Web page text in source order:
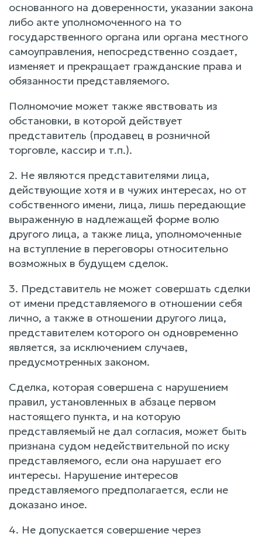
основанного на доверенности, указании закона
либо акте уполномоченного на то
государственного органа или органа местного
самоуправления, непосредственно создает,
изменяет и прекращает гражданские права и
обязанности представляемого.
Полномочие может также явствовать из
обстановки, в которой действует
представитель (продавец в розничной
торговле, кассир и т.п.).
2. Не являются представителями лица,
действующие хотя и в чужих интересах, но от
собственного имени, лица, лишь передающие
выраженную в надлежащей форме волю
другого лица, а также лица, уполномоченные
на вступление в переговоры относительно
возможных в будущем сделок.
3. Представитель не может совершать сделки
от имени представляемого в отношении себя
лично, а также в отношении другого лица,
представителем которого он одновременно
является, за исключением случаев,
предусмотренных законом.
Сделка, которая совершена с нарушением
правил, установленных в абзаце первом
настоящего пункта, и на которую
представляемый не дал согласия, может быть
признана судом недействительной по иску
представляемого, если она нарушает его
интересы. Нарушение интересов
представляемого предполагается, если не
доказано иное.
4. Не допускается совершение через